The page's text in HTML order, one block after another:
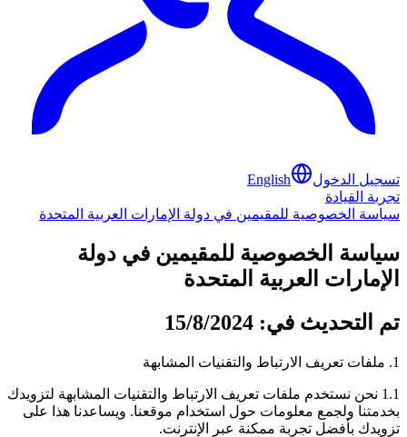
تسجيل الدخول
English
تجربة القيادة
سياسة الخصوصية للمقيمين في دولة الإمارات العربية المتحدة
سياسة الخصوصية للمقيمين في دولة
الإمارات العربية المتحدة
تم التحديث في: 15/8/2024
1. ملفات تعريف الارتباط والتقنيات المشابهة
1.1 نحن نستخدم ملفات تعريف الارتباط والتقنيات المشابهة لتزويدك
بخدمتنا ولجمع معلومات حول استخدام موقعنا. ويساعدنا هذا على
تزويدك بأفضل تجربة ممكنة عبر الإنترنت.